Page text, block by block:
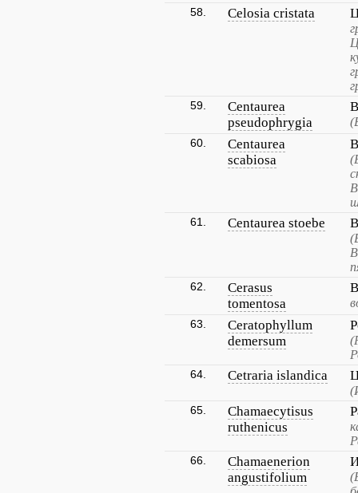
58. Celosia cristata
59.
Centaurea
pseudophrygia
60.
Centaurea
scabiosa
61. Centaurea stoebe
62.
Cerasus
tomentosa
63.
Ceratophyllum
demersum
64. Cetraria islandica
65.
Chamaecytisus
ruthenicus
66.
Chamaenerion
angustifolium